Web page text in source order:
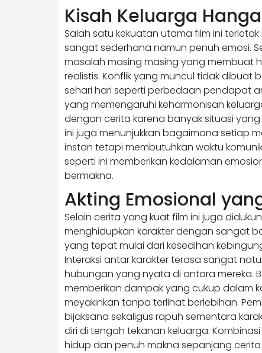
Kisah Keluarga
Salah satu kekuatan utama film ini
sangat sederhana namun penuh emosi.
masalah masing masing yang membuat
realistis. Konflik yang muncul tidak dibuat
sehari hari seperti perbedaan pendapat
yang memengaruhi keharmonisan
dengan cerita karena banyak situasi
ini juga menunjukkan bagaimana setiap
instan tetapi membutuhkan waktu
seperti ini memberikan kedalaman
bermakna.
Akting Emosional
Selain cerita yang kuat film ini juga
menghidupkan karakter dengan sangat
yang tepat mulai dari kesedihan
Interaksi antar karakter terasa sangat
hubungan yang nyata di antara mereka.
memberikan dampak yang cukup dalam
meyakinkan tanpa terlihat berlebihan.
bijaksana sekaligus rapuh sementara
diri di tengah tekanan keluarga.
hidup dan penuh makna sepanjang